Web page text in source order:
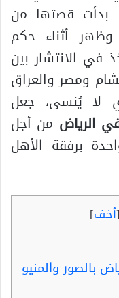
بدأت قصتها من
وظهر أثناء حكم
عام 1300، وأخذ في الانتشار بين
ومصر والعراق
لا يُنسى، جعل
الرياض من أجل
برفقة الأهل
[أخف]
بالصور والمنيو